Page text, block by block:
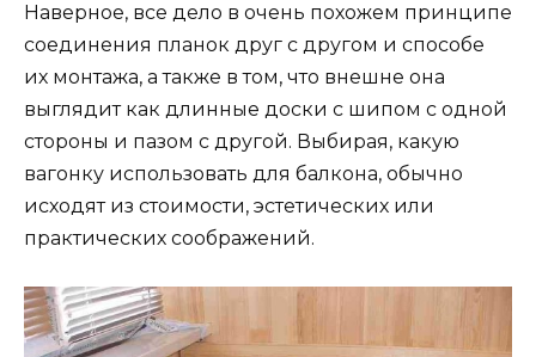
Наверное, все дело в очень похожем принципе
соединения планок друг с другом и способе
их монтажа, а также в том, что внешне она
выглядит как длинные доски с шипом с одной
стороны и пазом с другой. Выбирая, какую
вагонку использовать для балкона, обычно
исходят из стоимости, эстетических или
практических соображений.